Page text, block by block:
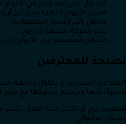
التداول على عدد كبير من
اختيار الأزواج النادرة بحثًا عن
تجاهل تأثير الأخبار الاقتصادية.
عدم معرفة طبيعة كل زوج.
التنقل المستمر بين الأزواج
نصيحة للمحترفين
المتداول المحترف لا يحاول متابعة
محدودًا منها ويتعلم سلوكها مع مرور
فمعرفة زوج أو اثنين جيدًا أفضل
بشكل عشوائي.